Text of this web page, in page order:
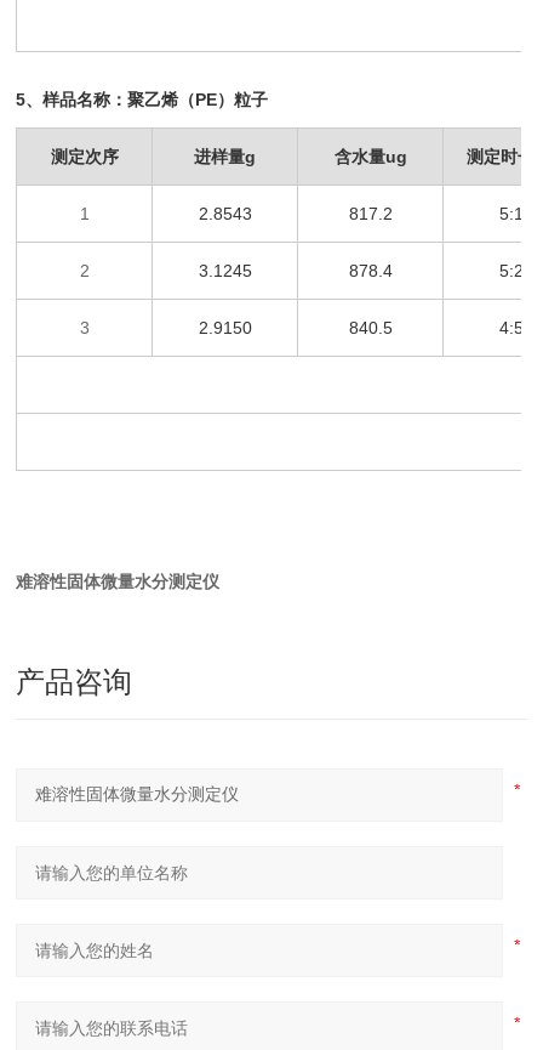
5、样品名称：聚乙烯（PE）粒子
测定次序 进样量g 含水量ug 测定时长
1 2.8543 817.2 5:13
2 3.1245 878.4 5:22
3 2.9150 840.5 4:58
难溶性固体微量水分测定仪
产品咨询